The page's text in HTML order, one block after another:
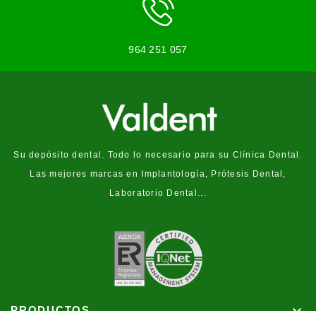
964 251 057
Su depósito dental. Todo lo necesario para su Clínica Dental.
Las mejores marcas en Implantología, Prótesis Dental,
Laboratorio Dental...